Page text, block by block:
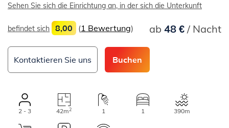
Sehen Sie sich die Einrichtung an, in der sich die Unterkunft
befindet sich 8,00 (1 Bewertung) ab 48 €/ Nacht
Kontaktieren Sie uns Buchen
2 - 3 42m2 1 1 390m